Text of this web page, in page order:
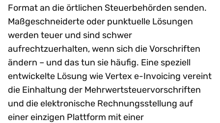
Format an die örtlichen Steuerbehörden senden.
Maßgeschneiderte oder punktuelle Lösungen
werden teuer und sind schwer
aufrechtzuerhalten, wenn sich die Vorschriften
ändern – und das tun sie häufig. Eine speziell
entwickelte Lösung wie Vertex e-Invoicing vereint
die Einhaltung der Mehrwertsteuervorschriften
und die elektronische Rechnungsstellung auf
einer einzigen Plattform mit einer